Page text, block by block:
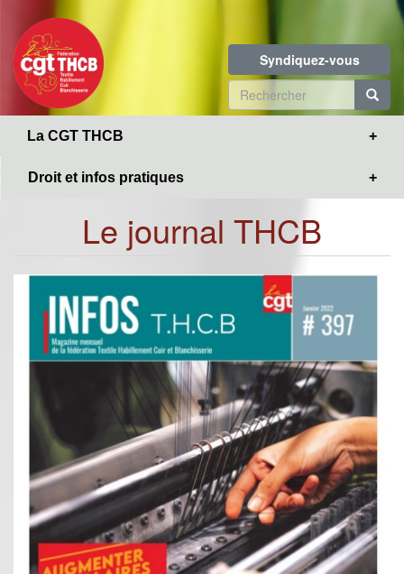
contenu
principal
Syndiquez-vous
Formulaire
de
La CGT THCB
Droit et infos pratiques
Le journal THCB